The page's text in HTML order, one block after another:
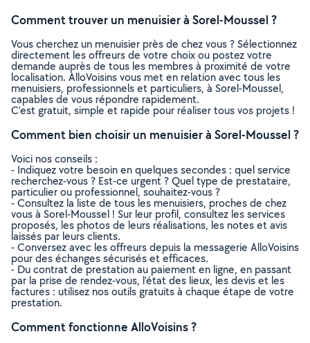
Comment trouver un menuisier à Sorel-Moussel ?
Vous cherchez un menuisier près de chez vous ? Sélectionnez
directement les offreurs de votre choix ou postez votre
demande auprès de tous les membres à proximité de votre
localisation. AlloVoisins vous met en relation avec tous les
menuisiers, professionnels et particuliers, à Sorel-Moussel,
capables de vous répondre rapidement.
C’est gratuit, simple et rapide pour réaliser tous vos projets !
Comment bien choisir un menuisier à Sorel-Moussel ?
Voici nos conseils :
- Indiquez votre besoin en quelques secondes : quel service
recherchez-vous ? Est-ce urgent ? Quel type de prestataire,
particulier ou professionnel, souhaitez-vous ?
- Consultez la liste de tous les menuisiers, proches de chez
vous à Sorel-Moussel ! Sur leur profil, consultez les services
proposés, les photos de leurs réalisations, les notes et avis
laissés par leurs clients.
- Conversez avec les offreurs depuis la messagerie AlloVoisins
pour des échanges sécurisés et efficaces.
- Du contrat de prestation au paiement en ligne, en passant
par la prise de rendez-vous, l’état des lieux, les devis et les
factures : utilisez nos outils gratuits à chaque étape de votre
prestation.
Comment fonctionne AlloVoisins ?